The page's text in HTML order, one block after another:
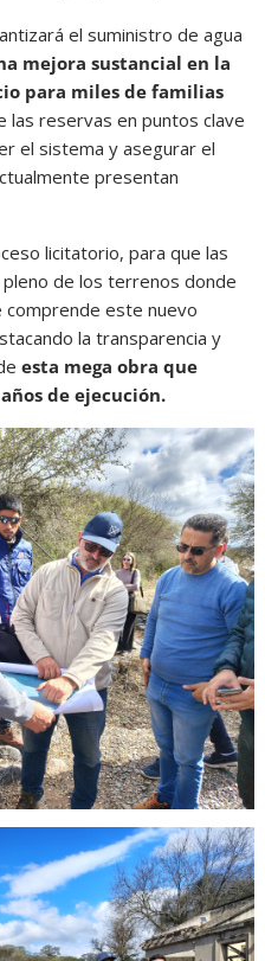
el suministro de agua
mejora sustancial en la
para miles de familias
las reservas en puntos clave
el sistema y asegurar el
presentan
licitatorio, para que las
de los terrenos donde
comprende este nuevo
la transparencia y
esta mega obra que
de ejecución.